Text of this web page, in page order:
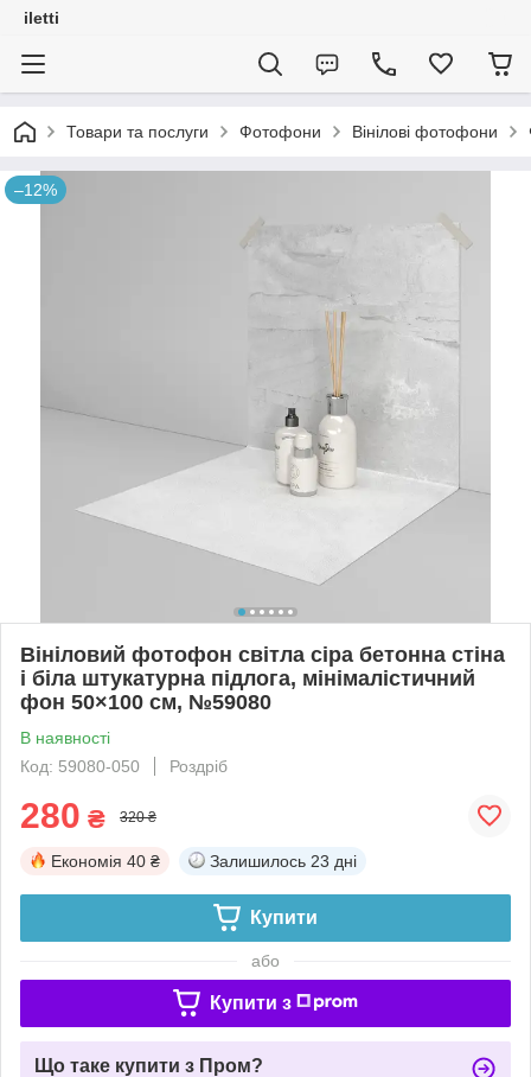
iletti
Товари та послуги Фотофони Вінілові фотофони
–12%
Вініловий фотофон світла сіра бетонна стіна
і біла штукатурна підлога, мінімалістичний
фон 50×100 см, №59080
В наявності
Код: 59080-050
Роздріб
280 ₴ 320 ₴
Економія 40 ₴ Залишилось 23 дні
Купити
або
Купити з
Що таке купити з Пром?